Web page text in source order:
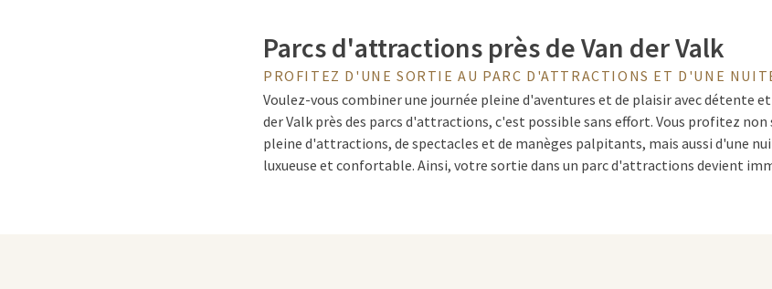
Parcs d'attractions près de Van der Valk
PROFITEZ D'UNE SORTIE AU PARC D'ATTRACTIONS ET D'UNE
Voulez-vous combiner une journée pleine d'aventures et de plaisir avec détente
der Valk près des parcs d'attractions, c'est possible sans effort. Vous profitez
pleine d'attractions, de spectacles et de manèges palpitants, mais aussi d'une
luxueuse et confortable. Ainsi, votre sortie dans un parc d'attractions devient